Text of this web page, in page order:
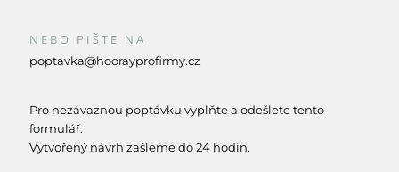
NEBO PIŠTE NA
poptavka@hoorayprofirmy.cz
Pro nezávaznou poptávku vyplňte a odešlete tento
formulář.
Vytvořený návrh zašleme do 24 hodin.